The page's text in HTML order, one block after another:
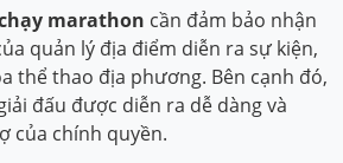
marathon cần đảm bảo nhận
quản lý địa điểm diễn ra sự kiện,
thể thao địa phương. Bên cạnh đó,
đấu được diễn ra dễ dàng và
của chính quyền.